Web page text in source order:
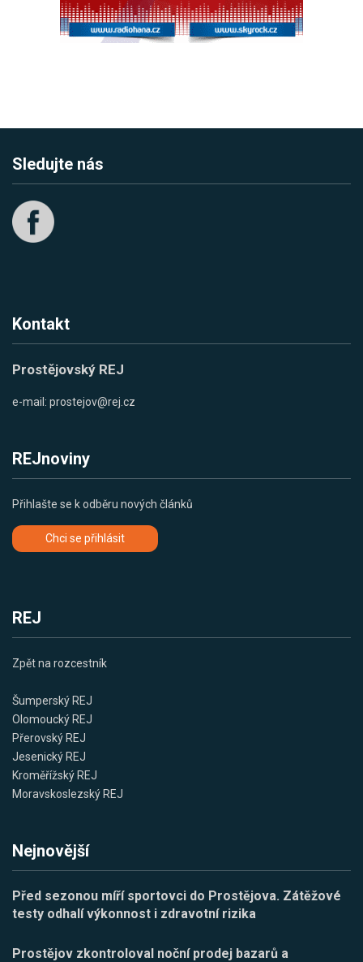
Sledujte nás
Kontakt
Prostějovský REJ
e-mail: prostejov@rej.cz
REJnoviny
Přihlašte se k odběru nových článků
Chci se přihlásit
REJ
Zpět na rozcestník
Šumperský REJ
Olomoucký REJ
Přerovský REJ
Jesenický REJ
Kroměřížský REJ
Moravskoslezský REJ
Nejnovější
Před sezonou míří sportovci do Prostějova. Zátěžové
testy odhalí výkonnost i zdravotní rizika
Prostějov zkontroloval noční prodej bazarů a